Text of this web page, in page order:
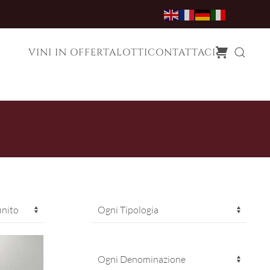
VINI IN OFFERTALOTTICONTATTACI